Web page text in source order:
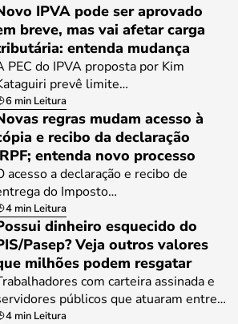
IPVA pode ser aprovado
breve, mas vai afetar carga
entenda mudança
PEC do IPVA proposta por Kim
prevê limite…
6 min Leitura
regras mudam acesso à
e recibo da declaração
entenda novo processo
acesso a declaração e recibo de
do Imposto…
4 min Leitura
dinheiro esquecido do
Pasep? Veja outros valores
milhões podem resgatar
com carteira assinada e
públicos que atuaram entre…
4 min Leitura